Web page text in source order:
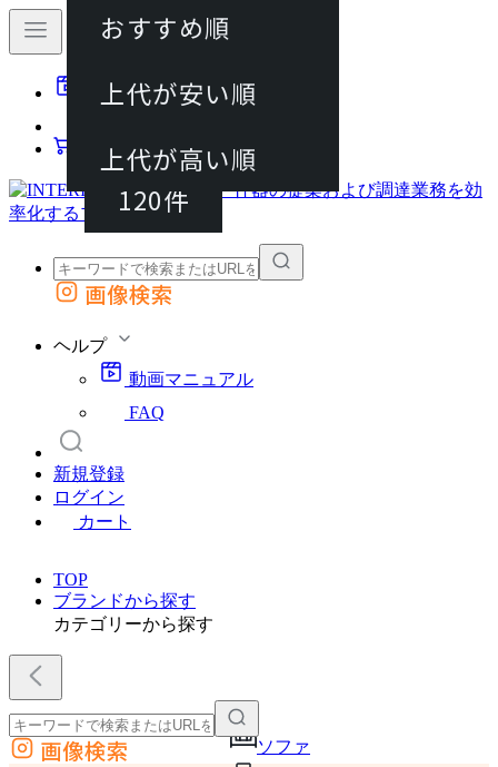
動画マニュアル
カート
外部サイトの商品をカートに追加
画像検索
ヘルプ
動画マニュアル
FAQ
新規登録
ログイン
カート
TOP
ブランドから探す
カテゴリーから探す
ソファ
外部サイトの商品をカートに追加
画像検索
120件
おすすめ順
上代が安い順
上代が高い順